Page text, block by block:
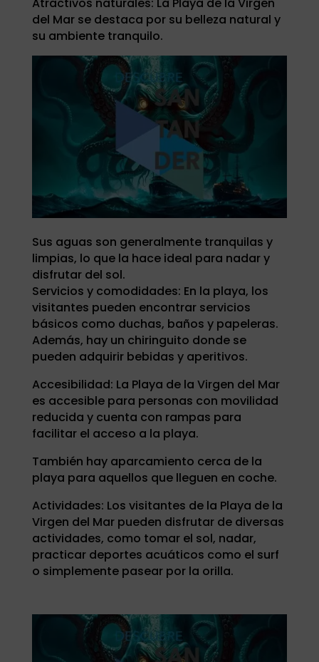
Atractivos naturales: La Playa de la Virgen
del Mar se destaca por su belleza natural y
su ambiente tranquilo.
Sus aguas son generalmente tranquilas y
limpias, lo que la hace ideal para nadar y
disfrutar del sol.
Servicios y comodidades: En la playa, los
visitantes pueden encontrar servicios
básicos como duchas, baños y papeleras.
Además, hay un chiringuito donde se
pueden adquirir bebidas y aperitivos.
Accesibilidad: La Playa de la Virgen del Mar
es accesible para personas con movilidad
reducida y cuenta con rampas para
facilitar el acceso a la playa.
También hay aparcamiento cerca de la
playa para aquellos que lleguen en coche.
Actividades: Los visitantes de la Playa de la
Virgen del Mar pueden disfrutar de diversas
actividades, como tomar el sol, nadar,
practicar deportes acuáticos como el surf
o simplemente pasear por la orilla.